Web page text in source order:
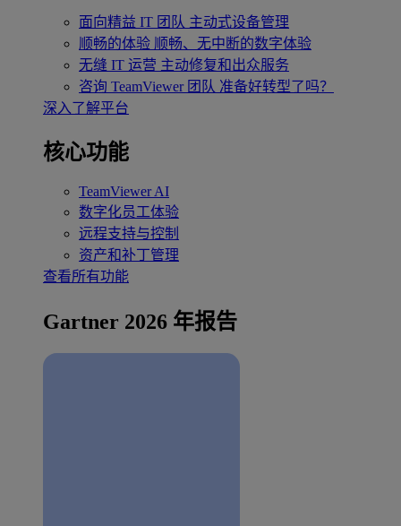
面向精益 IT 团队 主动式设备管理
顺畅的体验 顺畅、无中断的数字体验
无缝 IT 运营 主动修复和出众服务
咨询 TeamViewer 团队 准备好转型了吗？
深入了解平台
核心功能
TeamViewer AI
数字化员工体验
远程支持与控制
资产和补丁管理
查看所有功能
Gartner 2026 年报告